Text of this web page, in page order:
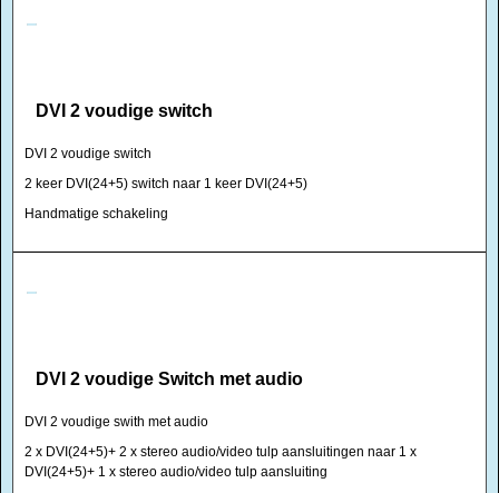
DVI 2 voudige switch
DVI 2 voudige switch
2 keer DVI(24+5) switch naar 1 keer DVI(24+5)
Handmatige schakeling
DVI 2 voudige Switch met audio
DVI 2 voudige swith met audio
2 x DVI(24+5)+ 2 x stereo audio/video tulp aansluitingen naar 1 x
DVI(24+5)+ 1 x stereo audio/video tulp aansluiting